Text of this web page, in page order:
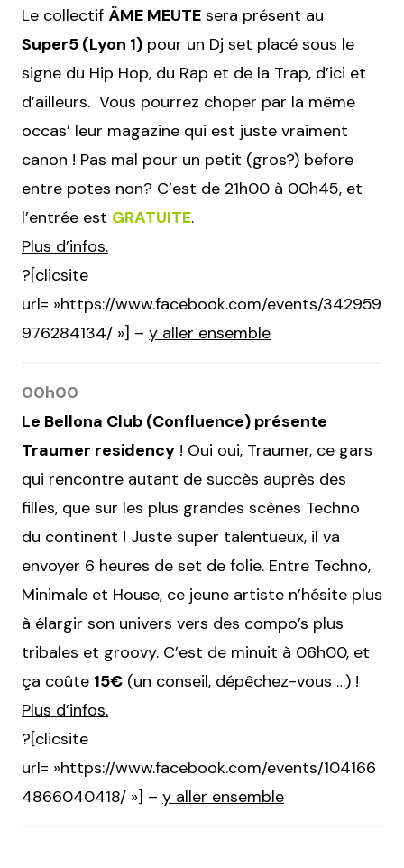
Le collectif ÄME MEUTE sera présent au
Super5 (Lyon 1) pour un Dj set placé sous le
signe du Hip Hop, du Rap et de la Trap, d’ici et
d’ailleurs. Vous pourrez choper par la même
occas’ leur magazine qui est juste vraiment
canon ! Pas mal pour un petit (gros?) before
entre potes non? C’est de 21h00 à 00h45, et
l’entrée est GRATUITE.
Plus d’infos.
?[clicsite
url= »https://www.facebook.com/events/342959
976284134/ »] – y aller ensemble
00h00
Le Bellona Club (Confluence) présente
Traumer residency ! Oui oui, Traumer, ce gars
qui rencontre autant de succès auprès des
filles, que sur les plus grandes scènes Techno
du continent ! Juste super talentueux, il va
envoyer 6 heures de set de folie. Entre Techno,
Minimale et House, ce jeune artiste n’hésite plus
à élargir son univers vers des compo’s plus
tribales et groovy. C’est de minuit à 06h00, et
ça coûte 15€ (un conseil, dépêchez-vous …) !
Plus d’infos.
?[clicsite
url= »https://www.facebook.com/events/104166
4866040418/ »] – y aller ensemble